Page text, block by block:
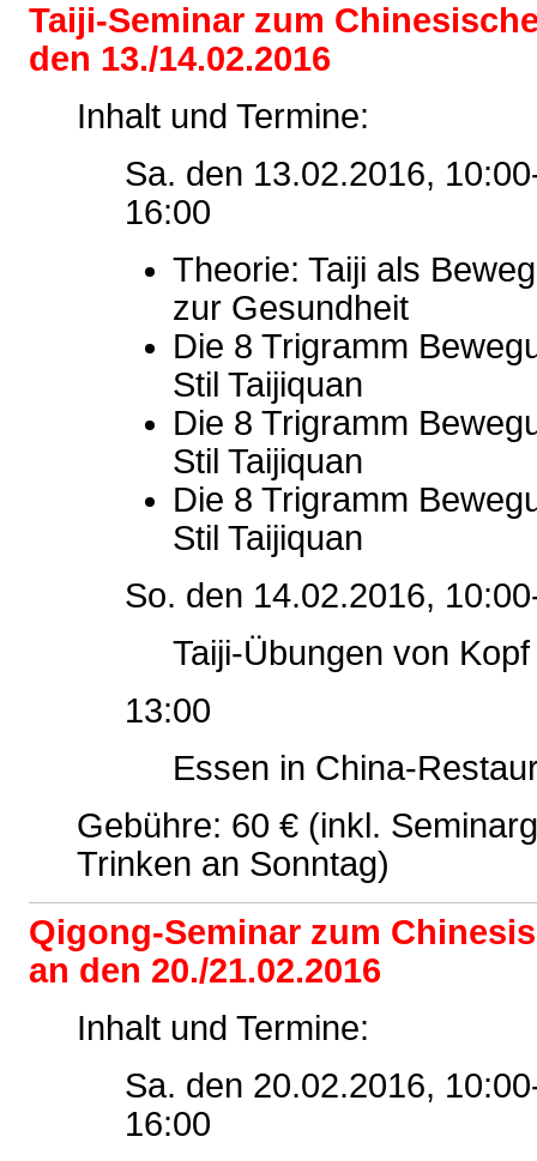
Taiji-Seminar zum
den 13./14.02.2016
Inhalt und Termine:
Sa. den 13.02.2016,
16:00
Theorie: Taiji als
zur Gesundheit
Die 8 Trigramm
Stil Taijiquan
Die 8 Trigramm
Stil Taijiquan
Die 8 Trigramm
Stil Taijiquan
So. den 14.02.2016,
Taiji-Übungen von
13:00
Essen in China-
Gebühre: 60 € (inkl.
Trinken an Sonntag)
Qigong-Seminar zum
an den 20./21.02.2016
Inhalt und Termine:
Sa. den 20.02.2016,
16:00